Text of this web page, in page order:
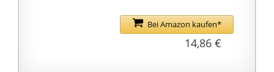
einfach nach Befüllen
des Kanisters die
Bei Amazon kaufen*
14,86 €